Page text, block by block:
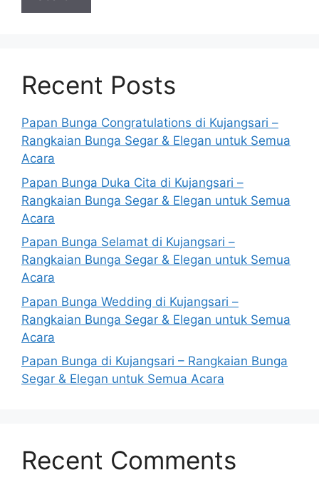
Recent Posts
Papan Bunga Congratulations di Kujangsari –
Rangkaian Bunga Segar & Elegan untuk Semua
Acara
Papan Bunga Duka Cita di Kujangsari –
Rangkaian Bunga Segar & Elegan untuk Semua
Acara
Papan Bunga Selamat di Kujangsari –
Rangkaian Bunga Segar & Elegan untuk Semua
Acara
Papan Bunga Wedding di Kujangsari –
Rangkaian Bunga Segar & Elegan untuk Semua
Acara
Papan Bunga di Kujangsari – Rangkaian Bunga
Segar & Elegan untuk Semua Acara
Recent Comments